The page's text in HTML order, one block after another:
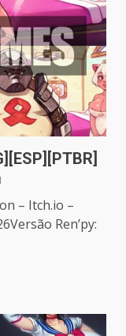
– Itch.io –
Ren’py: